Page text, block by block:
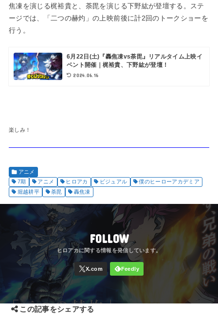
焦凍を演じる梶裕貴と、荼毘を演じる下野紘が登壇する。ステ
ージでは、「二つの赫灼」の上映前後に計2回のトークショーを
行う。
6月22日(土)『轟焦凍vs荼毘』リアルタイム上映イ
ベント開催｜梶裕貴、下野紘が登壇！
2024.06.16
楽しみ！
アニメ
7期
アニメ ヒロアカ ビジュアル
僕のヒーローアカデミア
堀越耕平
荼毘 轟焦凍
FOLLOW
この記事をシェアする